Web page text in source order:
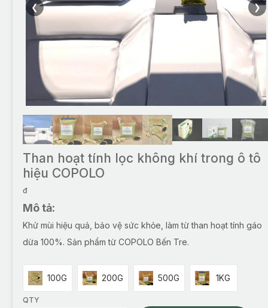
❮ ❯
Than hoạt tính lọc không khí trong ô tô
hiệu COPOLO
đ
Mô tả:
Khử mùi hiệu quả, bảo vệ sức khỏe, làm từ than hoạt tính gáo
dừa 100%. Sản phẩm từ COPOLO Bến Tre.
100G 200G 500G 1KG
QTY